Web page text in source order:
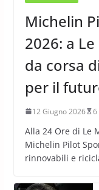
Michelin
2026: a
da corsa
per il
12 Giugno 2026 6
Alla 24 Ore di Le
Michelin Pilot
rinnovabili e